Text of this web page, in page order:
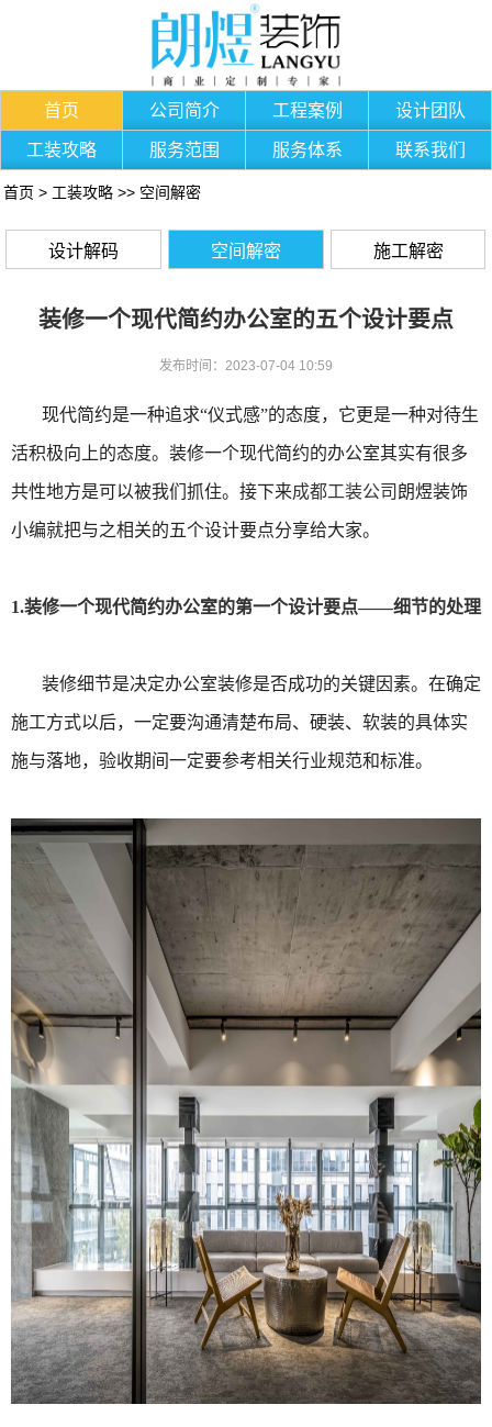
首页 公司简介 工程案例 设计团队
工装攻略 服务范围 服务体系 联系我们
首页 > 工装攻略 >> 空间解密
设计解码 空间解密 施工解密
装修一个现代简约办公室的五个设计要点
发布时间：2023-07-04 10:59
现代简约是一种追求“仪式感”的态度，它更是一种对待生
活积极向上的态度。装修一个现代简约的办公室其实有很多
共性地方是可以被我们抓住。接下来成都工装公司 朗煜装饰
小编就把与之相关的五个设计要点分享给大家。
1.装修一个现代简约办公室的第一个设计要点——细节的处理
装修细节是决定办公室装修是否成功的关键因素。在确定
施工方式以后，一定要沟通清楚布局、硬装、软装的具体实
施与落地，验收期间一定要参考相关行业规范和标准。